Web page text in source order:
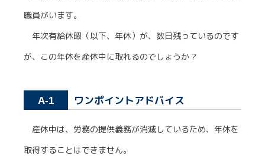
職員がいます。
年次有給休暇（以下、年休）が、数日残っているのです
が、この年休を産休中に取れるのでしょうか？
A-1 ワンポイントアドバイス
産休中は、労務の提供義務が消滅しているため、年休を
取得することはできません。